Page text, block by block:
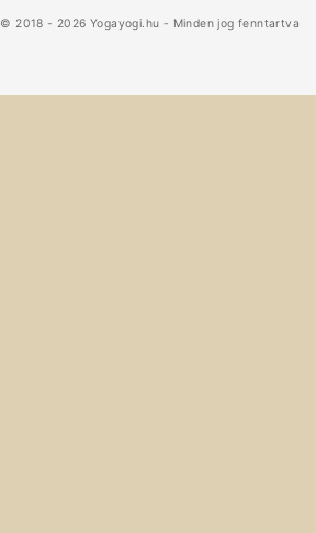
© 2018 - 2026 Yogayogi.hu - Minden jog fenntartva